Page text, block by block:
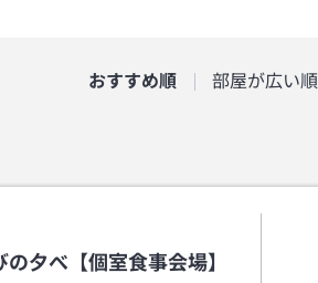
おすすめ順 部屋が広い順
夕べ【個室食事会場】